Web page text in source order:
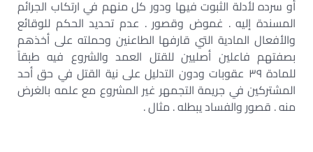
أو سرده لأدلة الثبوت فيها ودور كل منهم في ارتكاب الجرائم
المسندة إليه . غموض وقصور . عدم تحديد الحكم للوقائع
والأفعال المادية التي قارفها الطاعنين وحملته على أخذهم
بصفتهم فاعلين أصليين للقتل العمد والشروع فيه طبقاً
للمادة ٣٩ عقوبات ودون التدليل على نية القتل في حق أحد
المشتركين في جريمة التجمهر غير المشروع مع علمه بالغرض
منه . قصور والفساد يبطله . مثال .